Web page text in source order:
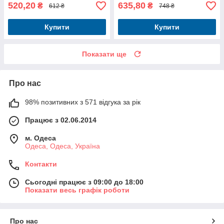
520,20 ₴ 612 ₴
Купити
635,80 ₴ 748 ₴
Купити
Показати ще
Про нас
98% позитивних з 571 відгука за рік
Працює з 02.06.2014
м. Одеса
Одеса, Одеса, Україна
Контакти
Сьогодні працює з 09:00 до 18:00
Показати весь графік роботи
Про нас